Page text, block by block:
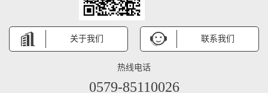
关于我们 联系我们
热线电话
0579-85110026